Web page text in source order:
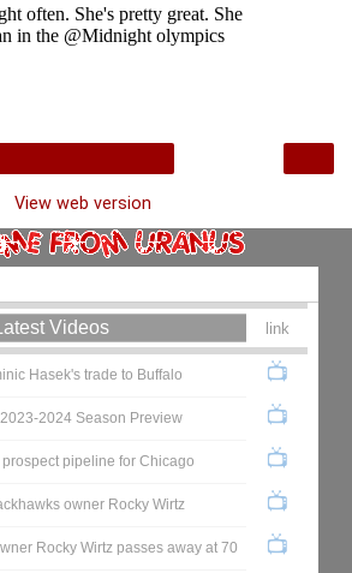
View web version